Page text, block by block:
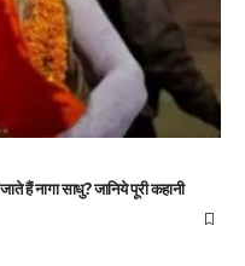
साधु? जानिये पूरी कहानी